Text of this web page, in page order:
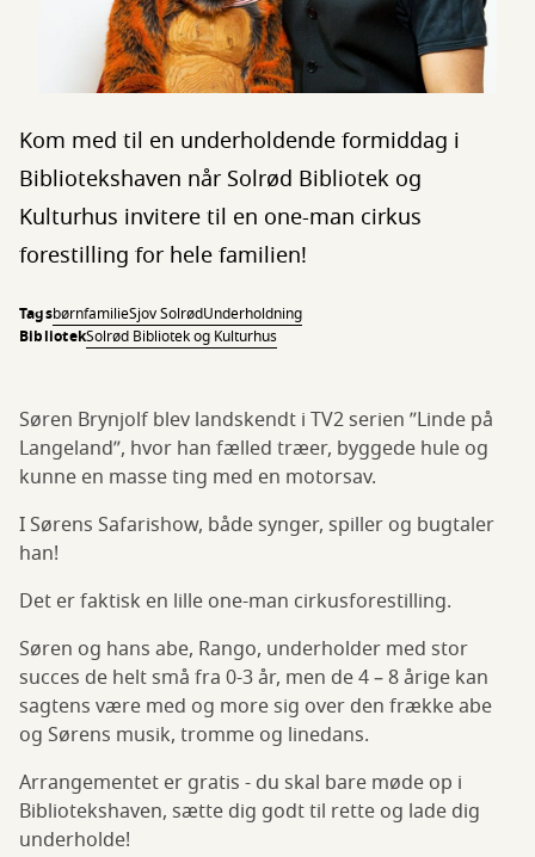
Kom med til en underholdende formiddag i
Bibliotekshaven når Solrød Bibliotek og
Kulturhus invitere til en one-man cirkus
forestilling for hele familien!
TagsbørnfamilieSjov SolrødUnderholdning
BibliotekSolrød Bibliotek og Kulturhus
Søren Brynjolf blev landskendt i TV2 serien ”Linde på
Langeland”, hvor han fælled træer, byggede hule og
kunne en masse ting med en motorsav.
I Sørens Safarishow, både synger, spiller og bugtaler
han!
Det er faktisk en lille one-man cirkusforestilling.
Søren og hans abe, Rango, underholder med stor
succes de helt små fra 0-3 år, men de 4 – 8 årige kan
sagtens være med og more sig over den frække abe
og Sørens musik, tromme og linedans.
Arrangementet er gratis - du skal bare møde op i
Bibliotekshaven, sætte dig godt til rette og lade dig
underholde!